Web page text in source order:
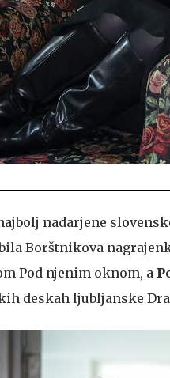
nadarjene
Borštnikova
Pod njenim oknom, a
deskah ljubljanske